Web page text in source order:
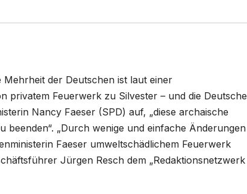
Mehrheit der Deutschen ist laut einer
privatem Feuerwerk zu Silvester – und die Deutsche
Nancy Faeser (SPD) auf, „diese archaische
„Durch wenige und einfache Änderungen
Faeser umweltschädlichem Feuerwerk
Jürgen Resch dem „Redaktionsnetzwerk